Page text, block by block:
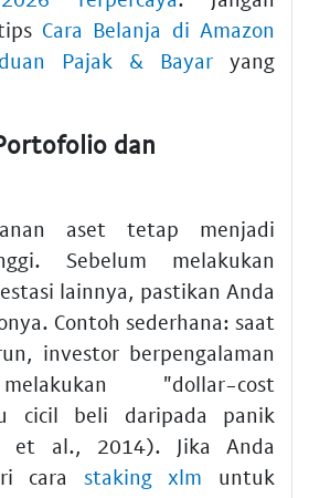
Cara Belanja di Amazon
Pajak & Bayar yang
dan
aset tetap menjadi
Sebelum melakukan
lainnya, pastikan Anda
Contoh sederhana: saat
investor berpengalaman
"dollar-cost
cicil beli daripada panik
et al., 2014). Jika Anda
cara staking xlm untuk